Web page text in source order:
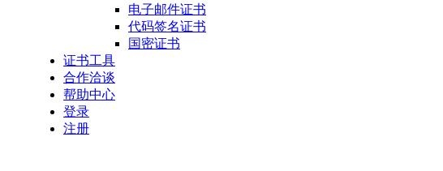
电子邮件证书
代码签名证书
国密证书
证书工具
合作洽谈
帮助中心
登录
注册